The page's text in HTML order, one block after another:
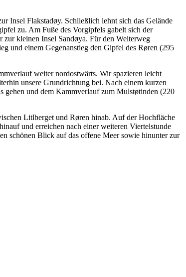
Insel Flakstadøy. Schließlich lehnt sich das Gelände
zu. Am Fuße des Vorgipfels gabelt sich der
kleinen Insel Sandøya. Für den Weiterweg
und einem Gegenanstieg den Gipfel des Røren (295
weiter nordostwärts. Wir spazieren leicht
unsere Grundrichtung bei. Nach einem kurzen
gehen und dem Kammverlauf zum Mulstøtinden (220
Litlberget und Røren hinab. Auf der Hochfläche
und erreichen nach einer weiteren Viertelstunde
schönen Blick auf das offene Meer sowie hinunter zur